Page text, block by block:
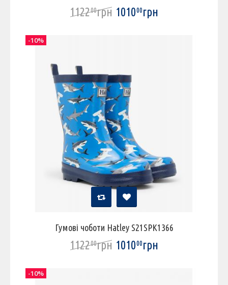
112200грн 101000грн
Гумові чоботи Hatley S21SPK1366
112200грн 101000грн
-10%
-10%